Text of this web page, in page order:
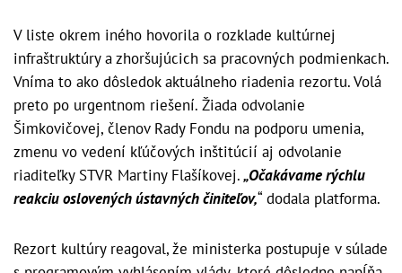
V liste okrem iného hovorila o rozklade kultúrnej
infraštruktúry a zhoršujúcich sa pracovných podmienkach.
Vníma to ako dôsledok aktuálneho riadenia rezortu. Volá
preto po urgentnom riešení. Žiada odvolanie
Šimkovičovej, členov Rady Fondu na podporu umenia,
zmenu vo vedení kľúčových inštitúcií aj odvolanie
riaditeľky STVR Martiny Flašíkovej.„Očakávame rýchlu
reakciu oslovených ústavných činiteľov,“ dodala platforma.
Rezort kultúry reagoval, že ministerka postupuje v súlade